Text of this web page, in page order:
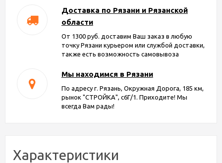
Доставка по Рязани и Рязанской
области
От 1300 руб. доставим Ваш заказ в любую
точку Рязани курьером или службой доставки,
также есть возможность самовывоза
Мы находимся в Рязани
По адресу г. Рязань, Окружная Дорога, 185 км,
рынок "СТРОЙКА", с6Г/1. Приходите! Мы
всегда Вам рады!
Характеристики